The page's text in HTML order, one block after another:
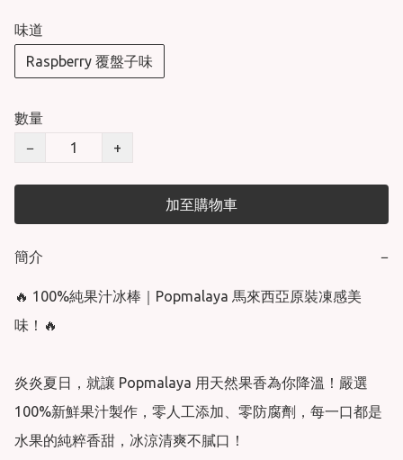
味道
Raspberry 覆盤子味
數量
−
+
加至購物車
簡介 −
🔥 100%純果汁冰棒｜Popmalaya 馬來西亞原裝凍感美
味！🔥
炎炎夏日，就讓 Popmalaya 用天然果香為你降溫！嚴選
100%新鮮果汁製作，零人工添加、零防腐劑，每一口都是
水果的純粹香甜，冰涼清爽不膩口！